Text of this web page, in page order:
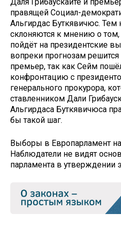
правящей Социал-
Альгирдас Буткявичюс. Тем
склоняются к мнению о том,
пойдёт на президентские
вопреки прогнозам решится
премьер, так как Сейм
конфронтацию с
генерального прокурора,
ставленником Дали
Альгирдаса Буткявичюса
бы такой шаг.
Выборы в Европарламент
Наблюдатели не видят
парламента в утверждении